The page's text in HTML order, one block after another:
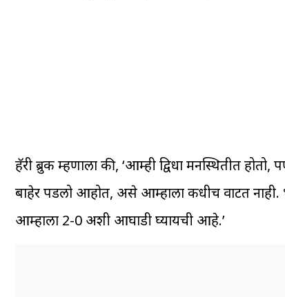
हॅरी ब्रुक म्हणाला की, ‘आम्ही द्विधा मनस्थितीत
बाहेर पडलो आहोत, असे आम्हाला कधीच वाटत नाही.
आम्हाला 2-0 अशी आघाडी घ्यायची आहे.’